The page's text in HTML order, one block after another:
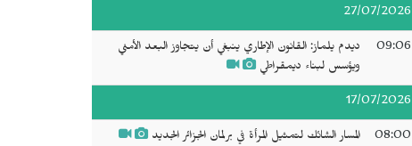
27/07/2026
09:06
ديدم يلماز: القانون الإطاري ينبغي أن يتجاوز البعد الأمني
ويؤسس لبناء ديمقراطي
17/07/2026
08:00 المسار الشائك لتمثيل المرأة في برلمان الجزائر الجديد